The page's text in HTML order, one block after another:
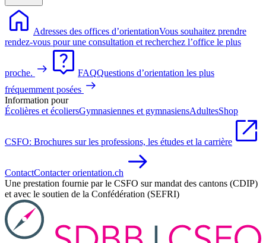
Adresses des offices d’orientationVous souhaitez prendre
rendez-vous pour une consultation et recherchez l’office le plus
proche. FAQQuestions d’orientation les plus
fréquemment posées
Information pour
Écolières et écoliersGymnasiennes et gymnasiensAdultesShop
CSFO: Brochures sur les professions, les études et la carrière
ContactContacter orientation.ch
Une prestation fournie par le CSFO sur mandat des cantons (CDIP)
et avec le soutien de la Confédération (SEFRI)